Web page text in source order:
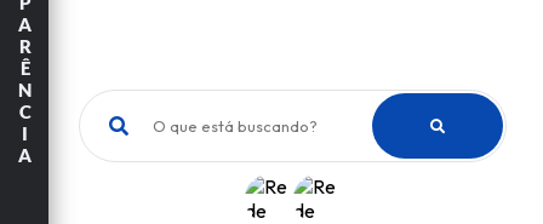
O que está buscando?
A
R
Ê
N
C
I
A